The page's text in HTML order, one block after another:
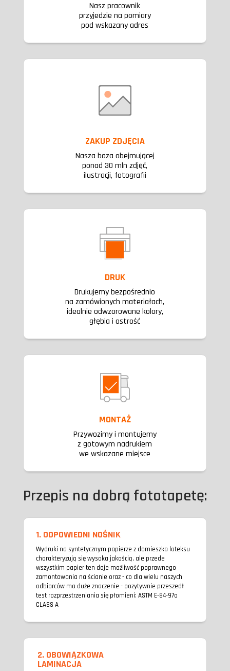
Nasz pracownik
przyjedzie na pomiary
pod wskazany adres
ZAKUP ZDJĘCIA
Nasza baza obejmującej
ponad 30 mln zdjęć,
ilustracji, fotografii
DRUK
Drukujemy bezpośrednio
na zamówionych materiałach,
idealnie odwzorowane kolory,
głębia i ostrość
MONTAŻ
Przywozimy i montujemy
z gotowym nadrukiem
we wskazane miejsce
Przepis na dobrą fototapetę:
1. ODPOWIEDNI NOŚNIK
Wydruki na syntetycznym papierze z domieszka lateksu
charakteryzują się wysoka jakością, ale przede
wszystkim papier ten daje możliwość poprawnego
zamontowania na ścianie oraz - co dla wielu naszych
odbiorców ma duże znaczenie - pozytywnie przeszedł
test rozprzestrzeniania się płomieni: ASTM E-84-97a
CLASS A
2. OBOWIĄZKOWA
LAMINACJA